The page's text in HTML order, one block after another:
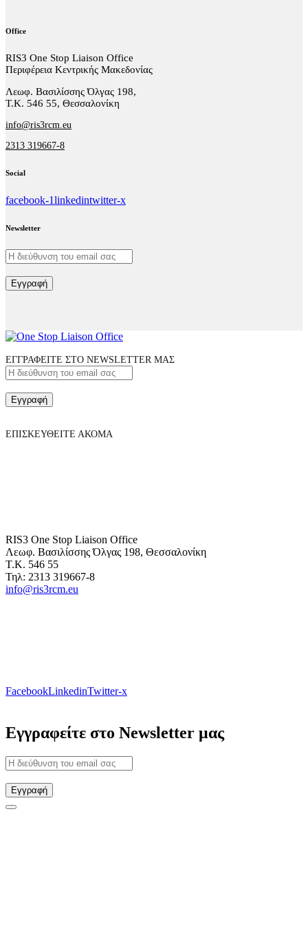
Office
RIS3 One Stop Liaison Office
Περιφέρεια Κεντρικής Μακεδονίας
Λεωφ. Βασιλίσσης Όλγας 198,
Τ.Κ. 546 55, Θεσσαλονίκη
info@ris3rcm.eu
2313 319667-8
Social
facebook-1linkedintwitter-x
Newsletter
Εγγραφή
ΕΓΓΡΑΦΕΙΤΕ ΣΤΟ NEWSLETTER ΜΑΣ
Εγγραφή
ΕΠΙΣΚΕΥΘΕΙΤΕ ΑΚΟΜΑ
RIS3 One Stop Liaison Office
Λεωφ. Βασιλίσσης Όλγας 198, Θεσσαλονίκη
Τ.Κ. 546 55
Τηλ: 2313 319667-8
info@ris3rcm.eu
FacebookLinkedinTwitter-x
Εγγραφείτε στο Newsletter μας
Εγγραφή